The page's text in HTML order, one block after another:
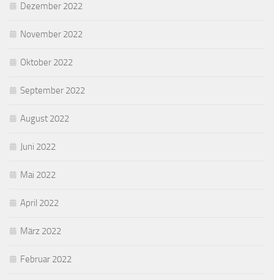
Dezember 2022
November 2022
Oktober 2022
September 2022
August 2022
Juni 2022
Mai 2022
April 2022
März 2022
Februar 2022